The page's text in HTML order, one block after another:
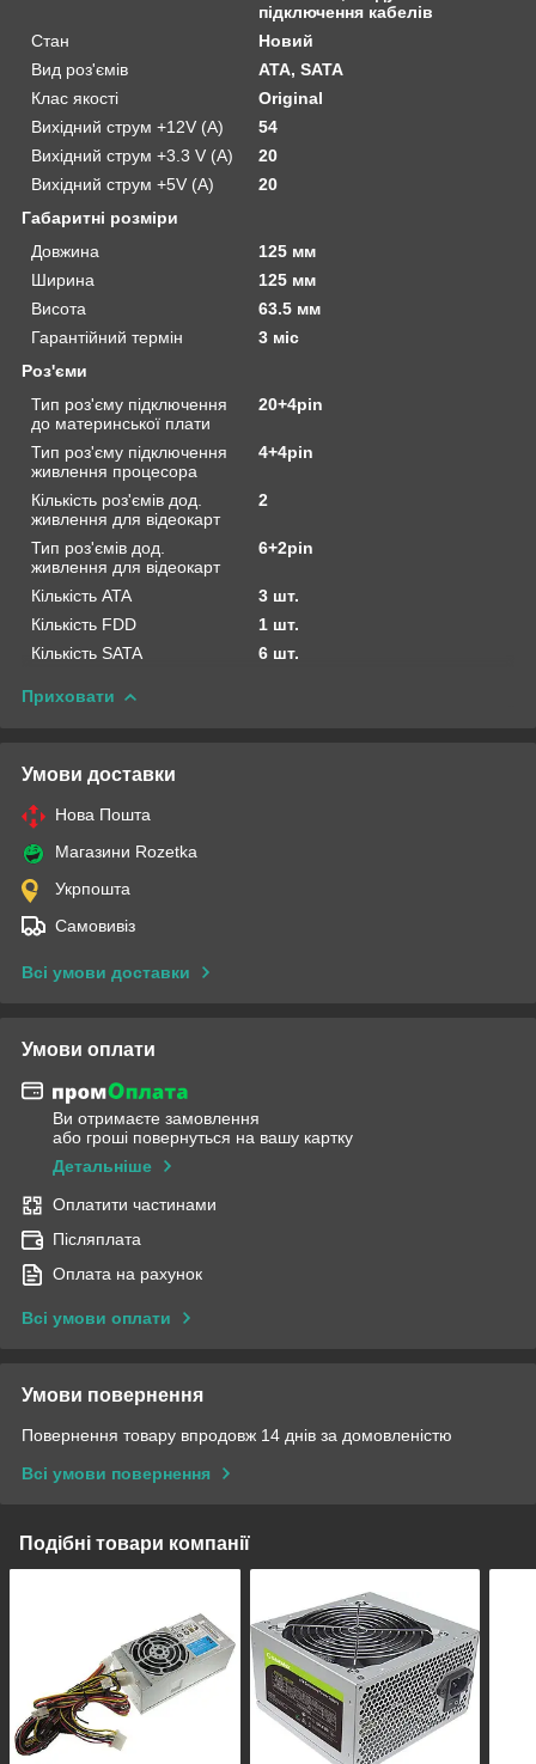
підключення кабелів
Стан
Новий
Вид роз'ємів
ATA, SATA
Клас якості
Original
Вихідний струм +12V (A)
54
Вихідний струм +3.3 V (A)
20
Вихідний струм +5V (A)
20
Габаритні розміри
Довжина
125 мм
Ширина
125 мм
Висота
63.5 мм
Гарантійний термін
3 міс
Роз'єми
Тип роз'єму підключення
до материнської плати
20+4pin
Тип роз'єму підключення
живлення процесора
4+4pin
Кількість роз'ємів дод.
живлення для відеокарт
2
Тип роз'ємів дод.
живлення для відеокарт
6+2pin
Кількість ATA
3 шт.
Кількість FDD
1 шт.
Кількість SATA
6 шт.
Приховати
Умови доставки
Нова Пошта
Магазини Rozetka
Укрпошта
Самовивіз
Всі умови доставки
Умови оплати
Ви отримаєте замовлення
або гроші повернуться на вашу картку
Детальніше
Оплатити частинами
Післяплата
Оплата на рахунок
Всі умови оплати
Умови повернення
Повернення товару впродовж 14 днів за домовленістю
Всі умови повернення
Подібні товари компанії